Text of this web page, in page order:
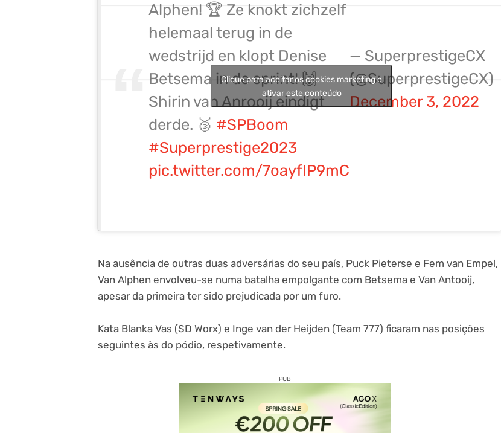
Alphen! 🏆 Ze knokt zichzelf
helemaal terug in de
wedstrijd en klopt Denise
Betsema in de sprint! 🙌
Shirin van Anrooij eindigt
derde. 🥉 #SPBoom
#Superprestige2023
pic.twitter.com/7oayfIP9mC
— SuperprestigeCX
(@SuperprestigeCX)
December 3, 2022
Clique para aceitar os cookies marketing e
ativar este conteúdo
Na ausência de outras duas adversárias do seu país, Puck Pieterse e Fem van Empel,
Van Alphen envolveu-se numa batalha empolgante com Betsema e Van Antooij,
apesar da primeira ter sido prejudicada por um furo.
Kata Blanka Vas (SD Worx) e Inge van der Heijden (Team 777) ficaram nas posições
seguintes às do pódio, respetivamente.
PUB